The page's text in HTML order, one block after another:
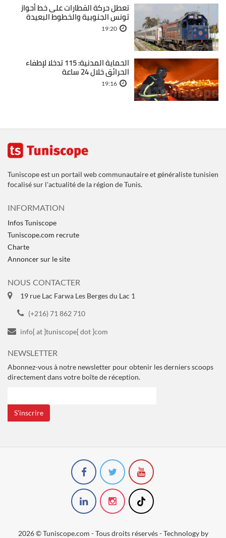
تعطل حركة القطارات على خط أحواز
تونس الجنوبية والخطوط البعيدة
19:20
الحماية المدنية: 115 تدخلا لإطفاء
الحرائق خلال 24 ساعة
19:16
Tuniscope est un portail web communautaire et généraliste tunisien
focalisé sur l'actualité de la région de Tunis.
INFORMATION
Infos Tuniscope
Tuniscope.com recrute
Charte
Annoncer sur le site
NOUS CONTACTER
19 rue Lac Farwa Les Berges du Lac 1
(+216) 71 862 710
info[ at ]tuniscope[ dot ]com
NEWSLETTER
Abonnez-vous à notre newsletter pour obtenir les derniers scoops
directement dans votre boîte de réception.
S’inscrire
2026 © Tuniscope.com - Tous droits réservés - Technology by